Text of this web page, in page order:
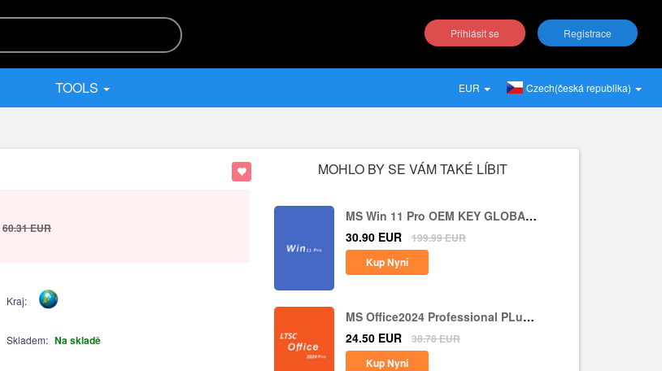
Přihlásit se Registrace
TOOLS EUR Czech(česká republika)
60.31EUR
Kraj:
Skladem: Na skladě
MOHLO BY SE VÁM TAKÉ LÍBIT
MS Win 11 Pro OEM KEY GLOBAL-
Lifetime
30.90 EUR 199.99EUR
Kup Nyní
MS Office2024 Professional PLus
LTSC CD Key
24.50 EUR 38.78EUR
Kup Nyní